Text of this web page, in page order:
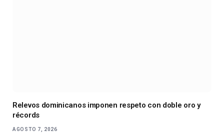
Relevos dominicanos imponen respeto con doble oro y
récords
AGOSTO 7, 2026